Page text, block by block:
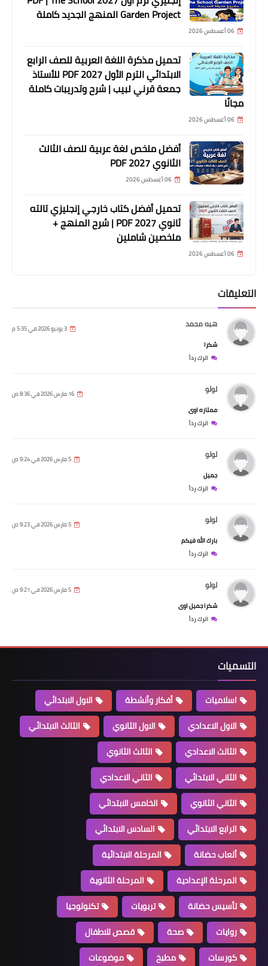
Garden Project المنهج الجديد كاملة
06 أغسطس 2026
تحميل مذكرة اللغة العربية للصف الرابع
الابتدائي الترم الأول 2027 PDF للأستاذ
جمعة قرني لبيب | شرح وتدريبات كاملة
مجانًا
06 أغسطس 2026
أفضل ملخص لغة عربية للصف الثالث
الثانوي 2027 PDF
06 أغسطس 2026
تحميل أفضل كتاب خارجي إنجليزي تالته
ثانوي 2027 PDF | شرح المنهج +
ملخصين شاملين
06 أغسطس 2026
التعليقات
هبه محمد 3 يونيو 2026 في 5:35 م
شكرا
اترك رداً
لولو 16 مارس 2026 في 8:36 ص
ممتازه اوى
اترك رداً
لولو 5 مارس 2026 في 9:24 ص
جميل
اترك رداً
لولو 5 مارس 2026 في 9:23 ص
بارك الله فيكم
اترك رداً
لولو 5 مارس 2026 في 9:21 ص
شكرا جميل اوى
اترك رداً
التسميات
اسلاميات أفكار وأنشطة
الاول الابتدائي
الاول الاعدادي
الاول الثانوي
الثالث الابتدائي
الثالث الاعدادي
الثالث الثانوي
الثاني الابتدائي
الثاني الاعدادي
الثاني الثانوي
الخامس الابتدائي
الرابع الابتدائي
السادس الابتدائي
ألعاب حضانة
المرحلة الابتدائية
المرحلة الإعدادية
المرحلة الثانوية
تأسيس حضانة
تربويات
تكنولوجيا
روايات
صحة
قصص للاطفال
كورسات
مطبخ موضوعات